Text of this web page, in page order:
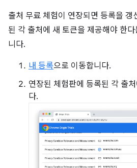
출처 무료 체험이 연장되면 등록을 갱
된 각 출처에 새 토큰을 제공해야 한
니다.
내 등록으로 이동합니다.
연장된 체험판에 등록된 각 출처
다.